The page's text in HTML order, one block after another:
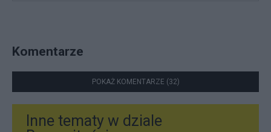
Komentarze
POKAŻ KOMENTARZE (32)
Inne tematy w dziale